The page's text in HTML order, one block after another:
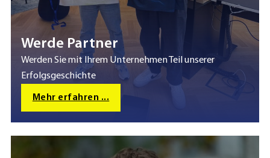
Werde Partner
Werden Sie mit Ihrem Unternehmen Teil unserer
Erfolgsgeschichte
Mehr erfahren ...